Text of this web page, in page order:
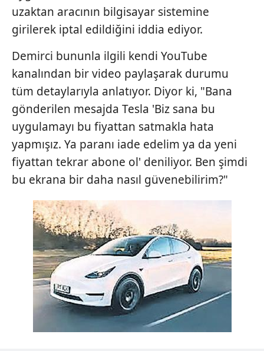
uzaktan aracının bilgisayar sistemine
girilerek iptal edildiğini iddia ediyor.
Demirci bununla ilgili kendi YouTube
kanalından bir video paylaşarak durumu
tüm detaylarıyla anlatıyor. Diyor ki, "Bana
gönderilen mesajda Tesla 'Biz sana bu
uygulamayı bu fiyattan satmakla hata
yapmışız. Ya paranı iade edelim ya da yeni
fiyattan tekrar abone ol' deniliyor. Ben şimdi
bu ekrana bir daha nasıl güvenebilirim?"